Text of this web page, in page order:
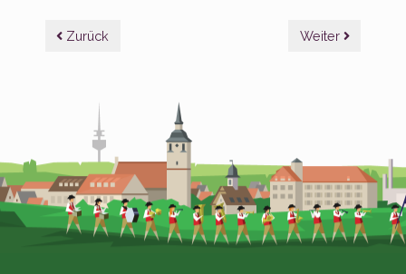
Beitragsnavigation
Zurück Weiter